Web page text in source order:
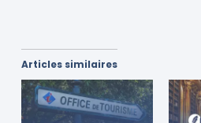
Articles similaires